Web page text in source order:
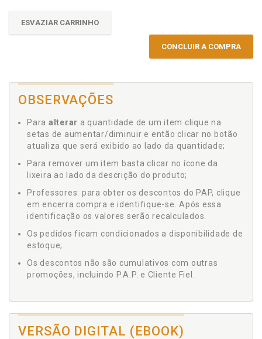
ESVAZIAR CARRINHO
CONCLUIR A COMPRA
OBSERVAÇÕES
Para alterar a quantidade de um item clique na
setas de aumentar/diminuir e então clicar no botão
atualiza que será exibido ao lado da quantidade;
Para remover um item basta clicar no ícone da
lixeira ao lado da descrição do produto;
Professores: para obter os descontos do PAP, clique
em encerra compra e identifique-se. Após essa
identificação os valores serão recalculados.
Os pedidos ficam condicionados a disponibilidade de
estoque;
Os descontos não são cumulativos com outras
promoções, incluindo P.A.P. e Cliente Fiel.
VERSÃO DIGITAL (EBOOK)